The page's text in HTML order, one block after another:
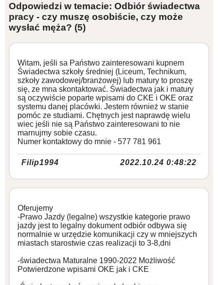
Odpowiedzi w temacie: Odbiór świadectwa
pracy - czy muszę osobiście, czy może
wysłać męża? (5)
Witam, jeśli sa Państwo zainteresowani kupnem
Świadectwa szkoły średniej (Liceum, Technikum,
szkoły zawodowej/branżowej) lub matury to proszę
się, ze mna skontaktować. Świadectwa jak i matury
są oczywiście poparte wpisami do CKE i OKE oraz
systemu danej placówki. Jestem również w stanie
pomóc ze studiami. Chętnych jest naprawdę wielu
wiec jeśli nie są Państwo zainteresowani to nie
marnujmy sobie czasu.
Numer kontaktowy do mnie - 577 781 961
Filip1994 2022.10.24 0:48:22
Oferujemy
-Prawo Jazdy (legalne) wszystkie kategorie prawo
jazdy jest to legalny dokument odbiór odbywa się
normalnie w urzędzie komunikacji czy w mniejszych
miastach starostwie czas realizacji to 3-8,dni
-świadectwa Maturalne 1990-2022 Możliwość
Potwierdzone wpisami OKE jak i CKE